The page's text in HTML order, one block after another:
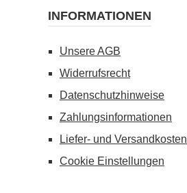
INFORMATIONEN
Unsere AGB
Widerrufsrecht
Datenschutzhinweise
Zahlungsinformationen
Liefer- und Versandkosten
Cookie Einstellungen